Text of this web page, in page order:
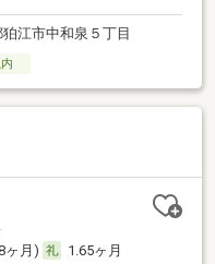
江市中和泉５丁目
ヶ月)
1.65ヶ月